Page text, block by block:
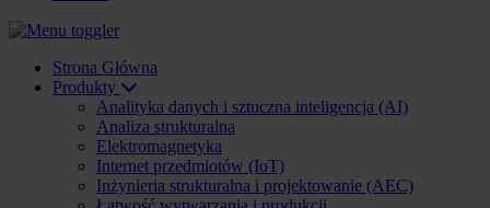
Strona Główna
Produkty
Analityka danych i sztuczna inteligencja (AI)
Analiza strukturalna
Elektromagnetyka
Internet przedmiotów (IoT)
Inżynieria strukturalna i projektowanie (AEC)